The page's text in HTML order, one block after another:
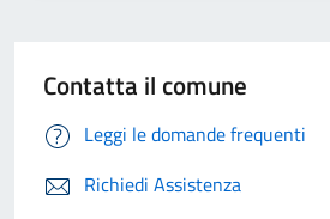
Contatta il comune
Leggi le domande frequenti
Richiedi Assistenza